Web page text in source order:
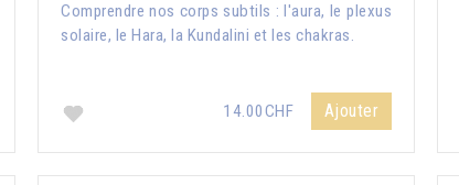
Comprendre nos corps subtils : l'aura, le plexus
solaire, le Hara, la Kundalini et les chakras.
14.00CHF Ajouter